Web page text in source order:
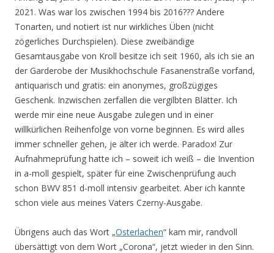
2021. Was war los zwischen 1994 bis 2016??? Andere
Tonarten, und notiert ist nur wirkliches Üben (nicht
zögerliches Durchspielen). Diese zweibändige
Gesamtausgabe von Kroll besitze ich seit 1960, als ich sie an
der Garderobe der Musikhochschule Fasanenstraße vorfand,
antiquarisch und gratis: ein anonymes, großzügiges
Geschenk. Inzwischen zerfallen die vergilbten Blätter. Ich
werde mir eine neue Ausgabe zulegen und in einer
willkürlichen Reihenfolge von vorne beginnen. Es wird alles
immer schneller gehen, je älter ich werde. Paradox! Zur
Aufnahmeprüfung hatte ich – soweit ich weiß – die Invention
in a-moll gespielt, später für eine Zwischenprüfung auch
schon BWV 851 d-moll intensiv gearbeitet. Aber ich kannte
schon viele aus meines Vaters Czerny-Ausgabe.
Übrigens auch das Wort „Osterlachen“ kam mir, randvoll
übersättigt von dem Wort „Corona“, jetzt wieder in den Sinn.